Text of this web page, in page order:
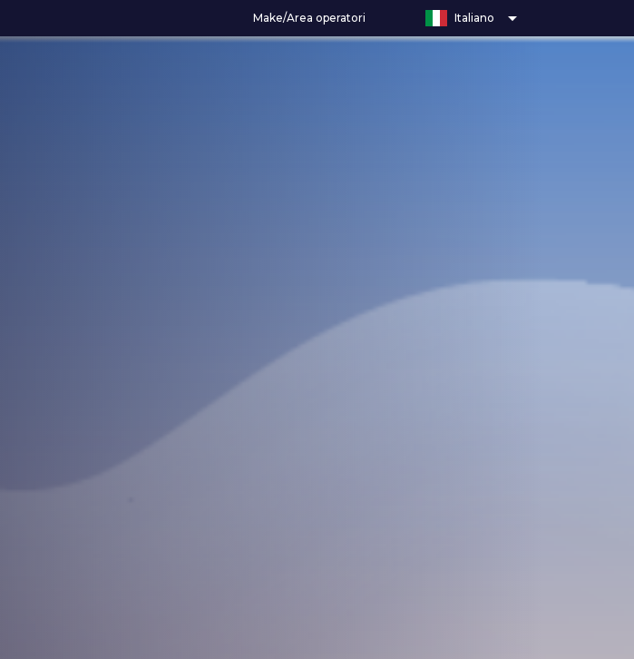
Make/Area operatori Italiano arrow_drop_down